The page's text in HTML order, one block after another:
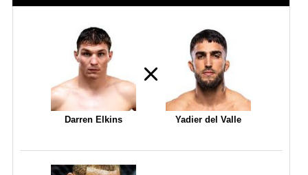
Darren Elkins Yadier del Valle